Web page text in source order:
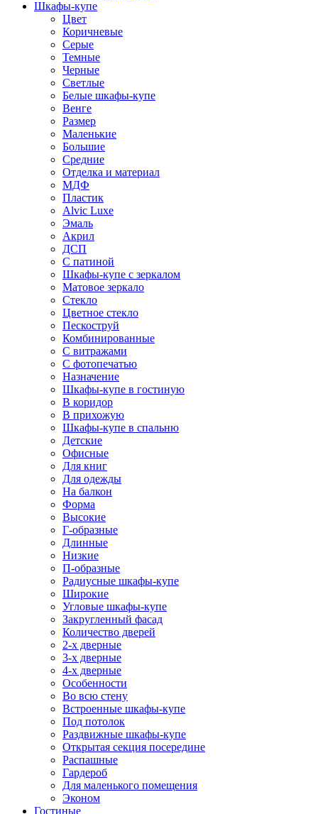
Шкафы-купе
Цвет
Коричневые
Серые
Темные
Черные
Светлые
Белые шкафы-купе
Венге
Размер
Маленькие
Большие
Средние
Отделка и материал
МДФ
Пластик
Alvic Luxe
Эмаль
Акрил
ДСП
С патиной
Шкафы-купе с зеркалом
Матовое зеркало
Стекло
Цветное стекло
Пескоструй
Комбинированные
С витражами
С фотопечатью
Назначение
Шкафы-купе в гостиную
В коридор
В прихожую
Шкафы-купе в спальню
Детские
Офисные
Для книг
Для одежды
На балкон
Форма
Высокие
Г-образные
Длинные
Низкие
П-образные
Радиусные шкафы-купе
Широкие
Угловые шкафы-купе
Закругленный фасад
Количество дверей
2-х дверные
3-х дверные
4-х дверные
Особенности
Во всю стену
Встроенные шкафы-купе
Под потолок
Раздвижные шкафы-купе
Открытая секция посередине
Распашные
Гардероб
Для маленького помещения
Эконом
Гостиные